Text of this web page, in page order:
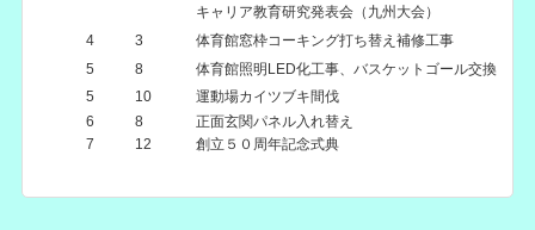
キャリア教育研究発表会（九州大会）
4
3
体育館窓枠コーキング打ち替え補修工事
5
8
体育館照明LED化工事、バスケットゴール交換
5
10
運動場カイツブキ間伐
6
8
正面玄関パネル入れ替え
7
12 創立５０周年記念式典